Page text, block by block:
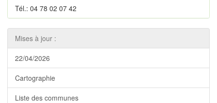
Tél.: 04 78 02 07 42
Mises à jour :
22/04/2026
Cartographie
Liste des communes